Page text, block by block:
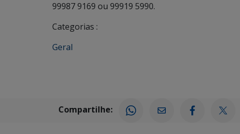
99987 9169 ou 99919 5990.
Categorias :
Geral
Compartilhe: